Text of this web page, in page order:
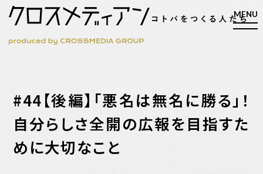
検索
マガジン
新刊ができるまで
#44【後編】「悪名は無名に勝る」！
自分らしさ全開の広報を目指すた
めに大切なこと